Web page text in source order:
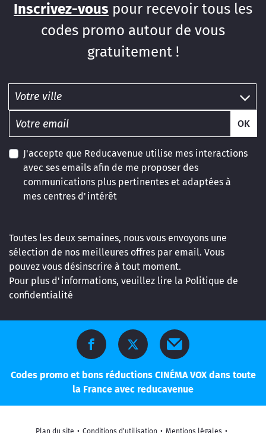
Inscrivez-vous pour recevoir tous les
codes promo autour de vous
gratuitement !
OK
J'accepte que Reducavenue utilise mes interactions
avec ses emails afin de me proposer des
communications plus pertinentes et adaptées à
mes centres d'intérêt
Toutes les deux semaines, nous vous envoyons une
sélection de nos meilleures offres par email. Vous
pouvez vous désinscrire à tout moment.
Pour plus d'informations, veuillez lire la Politique de
confidentialité
Codes promo et bons réductions CINÉMA VOX dans toute
la France avec reducavenue
Plan du site • Conditions d'utilisation • Mentions légales •